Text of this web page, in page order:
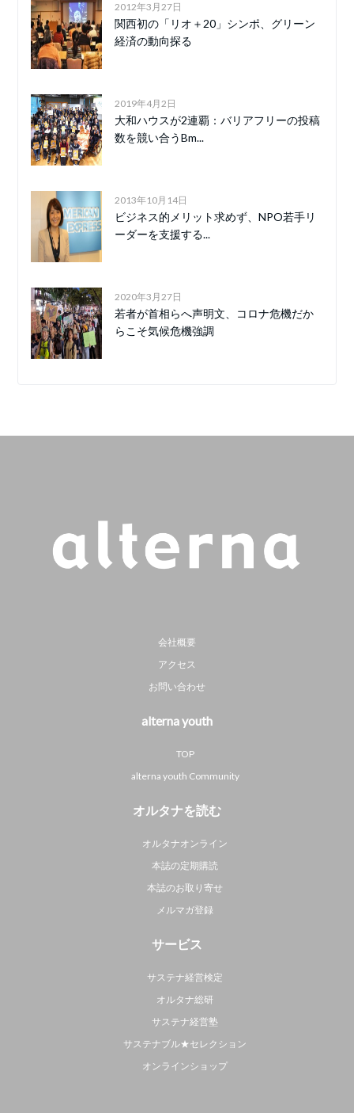
2012年3月27日
関西初の「リオ＋20」シンポ、グリーン
経済の動向探る
2019年4月2日
大和ハウスが2連覇：バリアフリーの投稿
数を競い合うBm...
2013年10月14日
ビジネス的メリット求めず、NPO若手リ
ーダーを支援する...
2020年3月27日
若者が首相らへ声明文、コロナ危機だか
らこそ気候危機強調
会社概要
アクセス
お問い合わせ
alterna youth
TOP
alterna youth Community
オルタナを読む
オルタナオンライン
本誌の定期購読
本誌のお取り寄せ
メルマガ登録
サービス
サステナ経営検定
オルタナ総研
サステナ経営塾
サステナブル★セレクション
オンラインショップ